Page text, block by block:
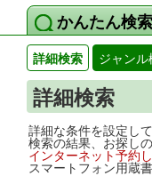
かんたん検索
詳細検索 ジャンル
詳細検索
詳細な条件を設定し
検索の結果、お探し
インターネット予約
スマートフォン用蔵